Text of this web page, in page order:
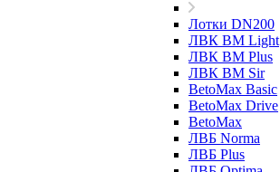
Лотки DN200
ЛВК ВМ Light
ЛВК ВМ Plus
ЛВК ВМ Sir
BetoMax Basic
BetoMax Drive
BetoMax
ЛВБ Norma
ЛВБ Plus